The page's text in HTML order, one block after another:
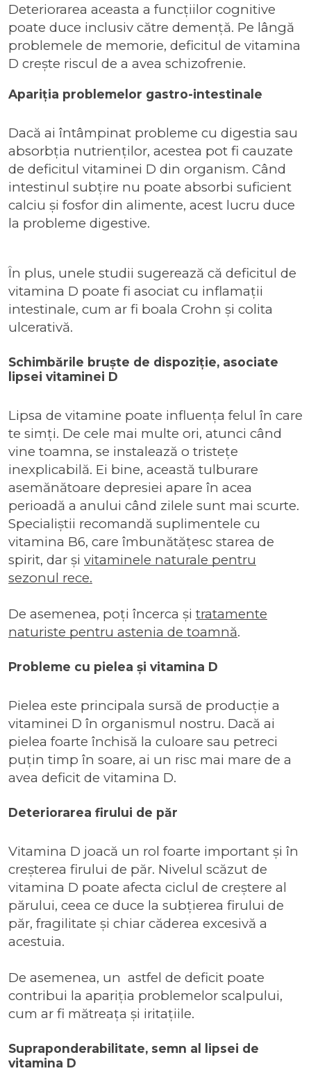
Deteriorarea aceasta a funcțiilor cognitive
poate duce inclusiv către demență. Pe lângă
problemele de memorie, deficitul de vitamina
D crește riscul de a avea schizofrenie.
Apariția problemelor gastro-intestinale
Dacă ai întâmpinat probleme cu digestia sau
absorbția nutrienților, acestea pot fi cauzate
de deficitul vitaminei D din organism. Când
intestinul subțire nu poate absorbi suficient
calciu și fosfor din alimente, acest lucru duce
la probleme digestive.
În plus, unele studii sugerează că deficitul de
vitamina D poate fi asociat cu inflamații
intestinale, cum ar fi boala Crohn și colita
ulcerativă.
Schimbările bruște de dispoziție, asociate
lipsei vitaminei D
Lipsa de vitamine poate influența felul în care
te simți. De cele mai multe ori, atunci când
vine toamna, se instalează o tristețe
inexplicabilă. Ei bine, această tulburare
asemănătoare depresiei apare în acea
perioadă a anului când zilele sunt mai scurte.
Specialiștii recomandă suplimentele cu
vitamina B6, care îmbunătățesc starea de
spirit, dar și vitaminele naturale pentru
sezonul rece.
De asemenea, poți încerca și tratamente
naturiste pentru astenia de toamnă.
Probleme cu pielea și vitamina D
Pielea este principala sursă de producție a
vitaminei D în organismul nostru. Dacă ai
pielea foarte închisă la culoare sau petreci
puțin timp în soare, ai un risc mai mare de a
avea deficit de vitamina D.
Deteriorarea firului de păr
Vitamina D joacă un rol foarte important și în
creșterea firului de păr. Nivelul scăzut de
vitamina D poate afecta ciclul de creștere al
părului, ceea ce duce la subțierea firului de
păr, fragilitate și chiar căderea excesivă a
acestuia.
De asemenea, un astfel de deficit poate
contribui la apariția problemelor scalpului,
cum ar fi mătreața și iritațiile.
Supraponderabilitate, semn al lipsei de
vitamina D